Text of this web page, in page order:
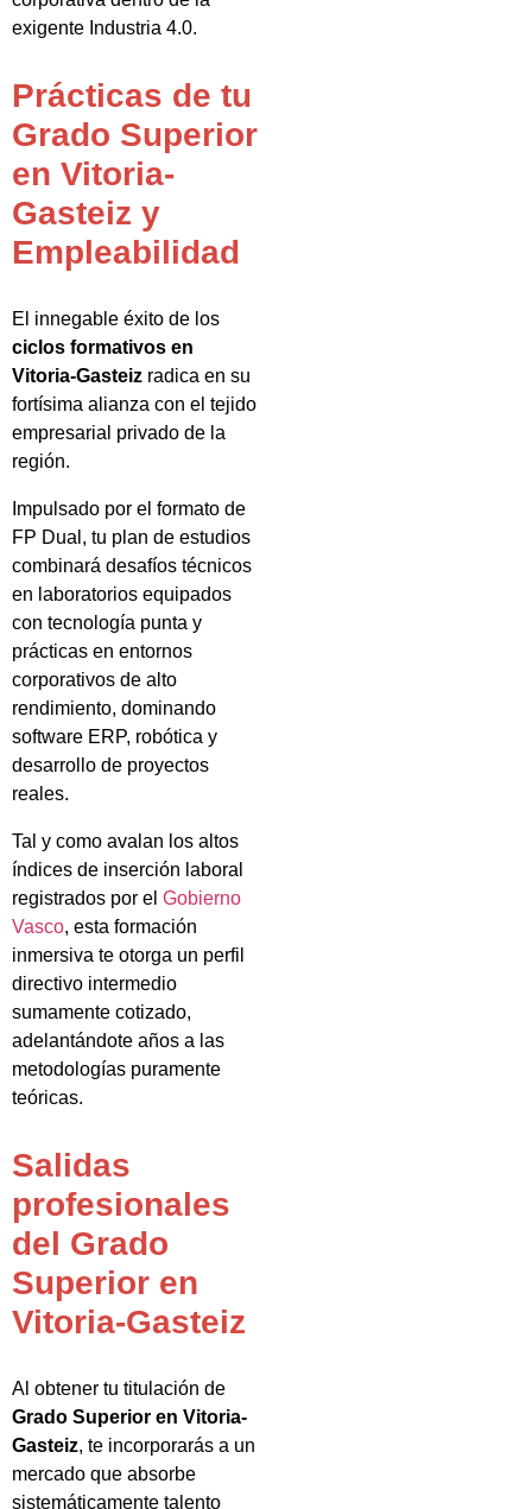
exigente Industria 4.0.
Prácticas de tu
Grado Superior
en Vitoria-
Gasteiz y
Empleabilidad
El innegable éxito de los
ciclos formativos en
Vitoria-Gasteiz radica en su
fortísima alianza con el tejido
empresarial privado de la
región.
Impulsado por el formato de
FP Dual, tu plan de estudios
combinará desafíos técnicos
en laboratorios equipados
con tecnología punta y
prácticas en entornos
corporativos de alto
rendimiento, dominando
software ERP, robótica y
desarrollo de proyectos
reales.
Tal y como avalan los altos
índices de inserción laboral
registrados por el Gobierno
Vasco, esta formación
inmersiva te otorga un perfil
directivo intermedio
sumamente cotizado,
adelantándote años a las
metodologías puramente
teóricas.
Salidas
profesionales
del Grado
Superior en
Vitoria-Gasteiz
Al obtener tu titulación de
Grado Superior en Vitoria-
Gasteiz, te incorporarás a un
mercado que absorbe
sistemáticamente talento